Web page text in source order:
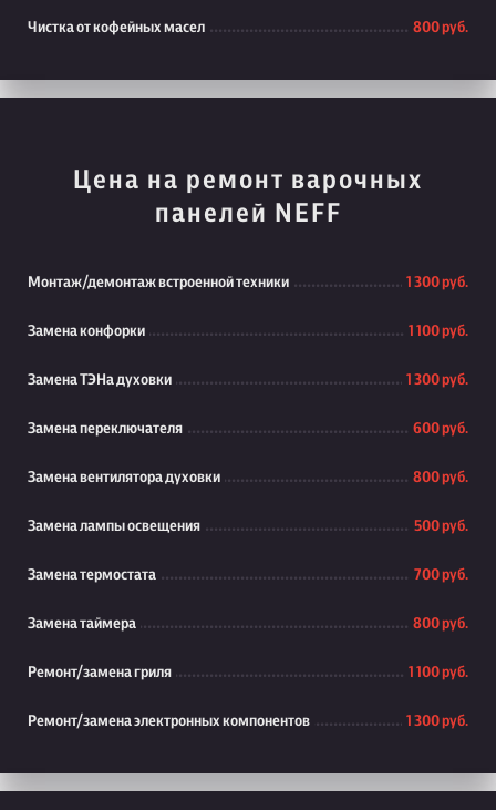
Чистка от кофейных масел 800 руб.
Цена на ремонт варочных
панелей NEFF
Монтаж/демонтаж встроенной техники 1 300 руб.
Замена конфорки 1 100 руб.
Замена ТЭНа духовки 1 300 руб.
Замена переключателя 600 руб.
Замена вентилятора духовки 800 руб.
Замена лампы освещения 500 руб.
Замена термостата 700 руб.
Замена таймера 800 руб.
Ремонт/замена гриля 1 100 руб.
Ремонт/замена электронных компонентов 1 300 руб.